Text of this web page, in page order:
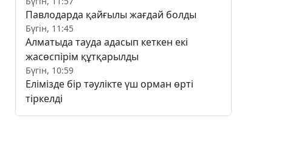
Павлодарда қайғылы жағдай болды
Бүгін, 11:45
Алматыда тауда адасып кеткен екі
жасөспірім құтқарылды
Бүгін, 10:59
Елімізде бір тәулікте үш орман өрті
тіркелді